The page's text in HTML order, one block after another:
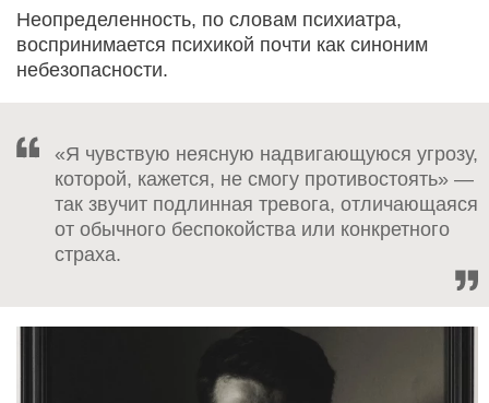
Неопределенность, по словам психиатра,
воспринимается психикой почти как синоним
небезопасности.
«Я чувствую неясную надвигающуюся угрозу,
которой, кажется, не смогу противостоять» —
так звучит подлинная тревога, отличающаяся
от обычного беспокойства или конкретного
страха.